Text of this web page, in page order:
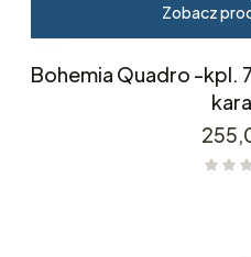
Zobacz
Bohemia Quadro -kpl.
Cena